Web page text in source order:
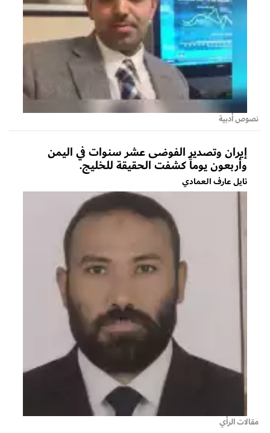
نصوص أدبية
إيران وتصدير الفوضى عشر سنوات في اليمن
وأربعون يوماً كشفت الحقيقة للخليج.
نايل عارف العمادي
مقالات الرأي